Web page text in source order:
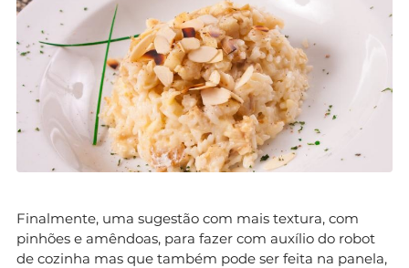
Finalmente, uma sugestão com mais textura, com
pinhões e amêndoas, para fazer com auxílio do robot
de cozinha mas que também pode ser feita na panela,